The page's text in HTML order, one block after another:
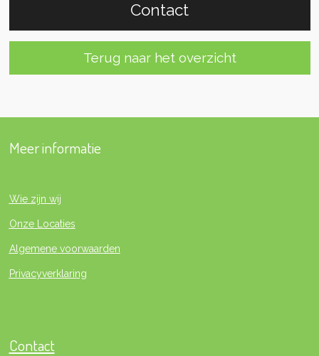
Contact
Terug naar het overzicht
Meer informatie
Wie zijn wij
Onze Locaties
Algemene voorwaarden
Privacyverklaring
Contact